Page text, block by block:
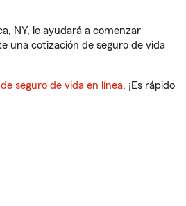
NY, le ayudará a comenzar
una cotización de seguro de vida
seguro de vida en línea. ¡Es rápido